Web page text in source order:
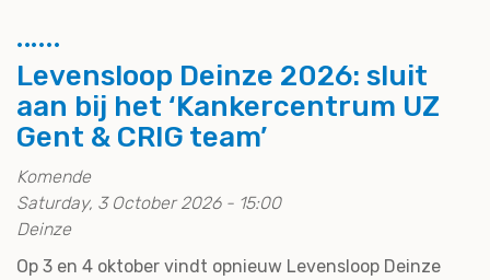
Levensloop Deinze 2026: sluit
aan bij het ‘Kankercentrum UZ
Gent & CRIG team’
Komende
Saturday, 3 October 2026 - 15:00
Deinze
Op 3 en 4 oktober vindt opnieuw Levensloop Deinze